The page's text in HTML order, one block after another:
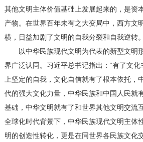
其他文明主体价值基础上发展起来的，是资
产物。在世界百年未有之大变局中，西方文
横，日益加剧了文明的自我分裂和自我逆转。
以中华民族现代文明为代表的新型文明
界广泛认同。习近平总书记指出：“有了文
上坚定的自我，文化自信就有了根本依托，
代的强大文化力量，中华民族和中国人民就
基础，中华文明就有了和世界其他文明交流
全球化时代背景下，中华民族现代文明主体
明的创造性转化，更是在同世界各民族文化